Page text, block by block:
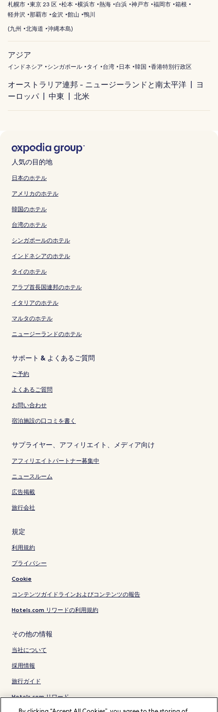
札幌市 東京 23 区 松本 横浜市 熱海 白浜 神戸市 福岡市 箱根
軽井沢
那覇市 金沢 館山
鴨川
(九州 北海道 沖縄本島)
アジア
インドネシア シンガポール タイ 台湾 日本 韓国 香港特別行政区
オーストラリア連邦 - ニュージーランドと南太平洋
ヨ
ーロッパ
中東 北米
人気の目的地
日本のホテル
アメリカのホテル
韓国のホテル
台湾のホテル
シンガポールのホテル
インドネシアのホテル
タイのホテル
アラブ首長国連邦のホテル
イタリアのホテル
マルタのホテル
ニュージーランドのホテル
サポート & よくあるご質問
ご予約
よくあるご質問
お問い合わせ
宿泊施設の口コミを書く
サプライヤー、アフィリエイト、メディア向け
アフィリエイトパートナー募集中
ニュースルーム
広告掲載
旅行会社
規定
利用規約
プライバシー
Cookie
コンテンツガイドラインおよびコンテンツの報告
Hotels.com リワードの利用規約
その他の情報
当社について
採用情報
旅行ガイド
Hotels.com リワード